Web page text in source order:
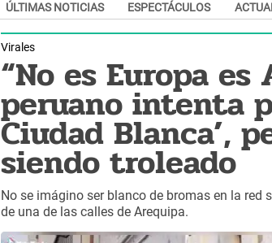
ÚLTIMAS NOTICIAS ESPECTÁCULOS
Virales
“No es Europa es
peruano intenta
Ciudad Blanca’,
siendo troleado
No se imágino ser blanco de bromas en la red
de una de las calles de Arequipa.